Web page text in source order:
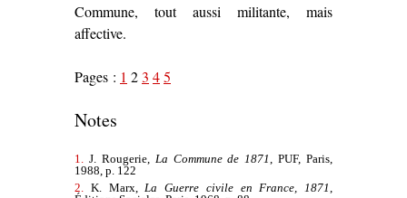
Commune, tout aussi militante, mais
affective.
Pages : 1 23 45
Notes
1. J. Rougerie, La Commune de 1871
, PUF, Paris,
1988, p. 122
2. K. Marx,La Guerre civile en France, 1871,